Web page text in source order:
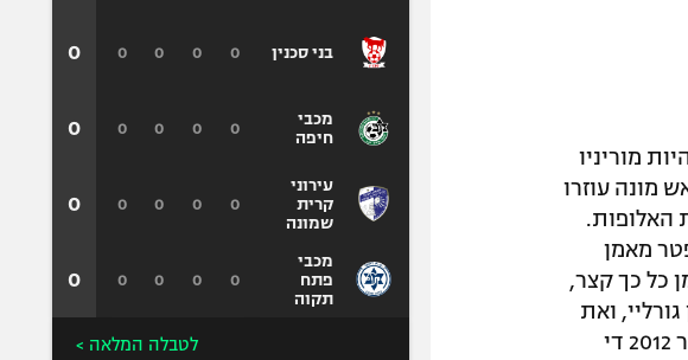
מוריניו
מונה עוזרו
האלופות.
מאמן
כל כך קצר,
ואת
חוסר האמון שלו ושל כל הארגון באיטלקי לא היה קשה לזהות מבעד למילים. בנובמבר 2012 די
בני סכנין
מכבי
חיפה
עירוני
קרית
שמונה
מכבי
פתח
תקוה
0
0
0
0
0
0
0
0
0
0
0
0
0
0
0
0
0
0
0
0
לטבלה המלאה >